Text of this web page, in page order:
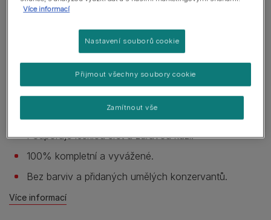
Friskies® Dog Adult multipack ve šťávě
0 hodnocení
Dostupné velikosti balení: 12x85 g
Podporuje lesklou srst a zdravou kůži.
100% kompletní a vyvážené.
Bez barviv a přidaných umělých konzervantů.
Více informací
Více informací
Nastavení souborů cookie
Zamítnout vše
Přijmout všechny soubory cookie